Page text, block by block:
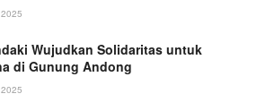
Wujudkan Solidaritas untuk
di Gunung Andong